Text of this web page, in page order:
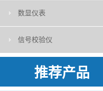
数显仪表
信号校验仪
推荐产品